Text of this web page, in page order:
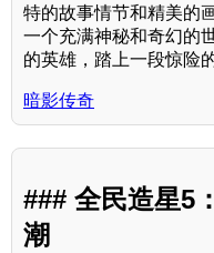
特的故事情节和精美的
一个充满神秘和奇幻的
的英雄，踏上一段惊险
暗影传奇
### 全民造星5
潮